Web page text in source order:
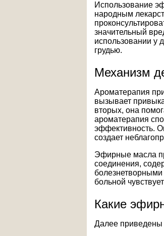
Использование
народным
значительный
использовании у
грудью.
Механизм
Ароматерапия
вызывает
вторых, она
ароматерапия
эффективность.
создает
Эфирные масла
соединения,
больной
Какие
Далее приведены